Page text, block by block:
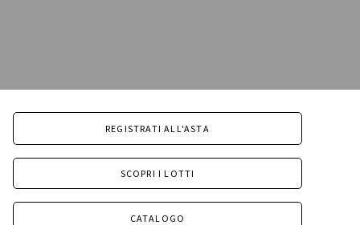
REGISTRATI ALL'ASTA
SCOPRI I LOTTI
CATALOGO